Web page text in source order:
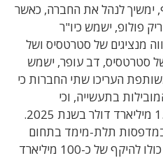
ימשיך לנהל את החברה, כאשר
פולופ, ישמש כיו"ר
מנציגים של סטרטסיס ושל
סטרטסיס, דב עופר, ישמש
העריכו שתי החברות כי
בתעשייה, וכי
הכנסותיה יגיעו להיקף של כ-1.1 מיליארד דולר בשנת 2025.
במדפסות תלת-מימד בתחום
הייצור יוביל לצמיחה של השוק כולו להיקף של כ-100 מיליארד